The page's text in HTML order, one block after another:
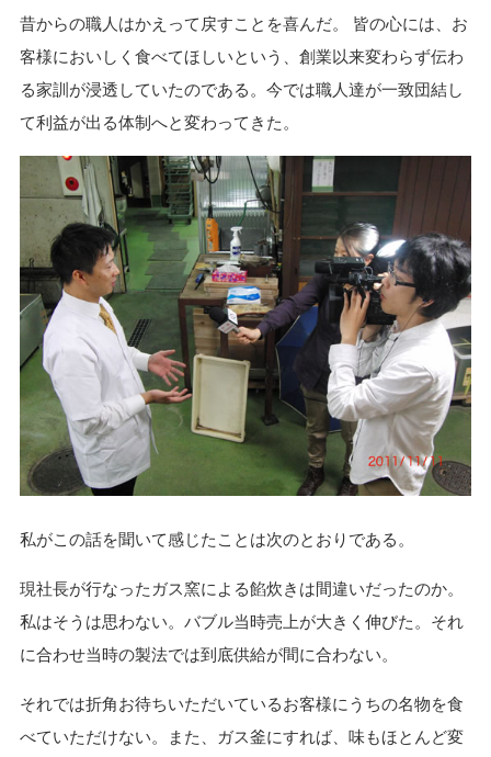
昔からの職人はかえって戻すことを喜んだ。 皆の心には、お
客様においしく食べてほしいという、創業以来変わらず伝わ
る家訓が浸透していたのである。今では職人達が一致団結し
て利益が出る体制へと変わってきた。
私がこの話を聞いて感じたことは次のとおりである。
現社長が行なったガス窯による餡炊きは間違いだったのか。
私はそうは思わない。バブル当時売上が大きく伸びた。それ
に合わせ当時の製法では到底供給が間に合わない。
それでは折角お待ちいただいているお客様にうちの名物を食
べていただけない。また、ガス釜にすれば、味もほとんど変